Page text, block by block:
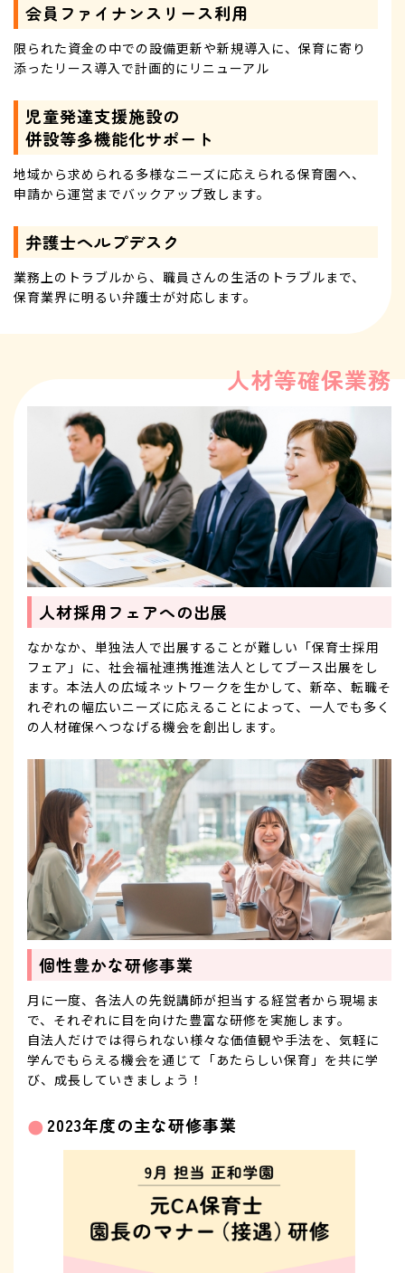
会員ファイナンスリース利用
限られた資金の中での設備更新や新規導入に、保育に寄り
添ったリース導入で計画的にリニューアル
児童発達支援施設の
併設等多機能化サポート
地域から求められる多様なニーズに応えられる保育園へ、
申請から運営までバックアップ致します。
弁護士ヘルプデスク
業務上のトラブルから、職員さんの生活のトラブルまで、
保育業界に明るい弁護士が対応します。
人材等確保業務
人材採用フェアへの出展
なかなか、単独法人で出展することが難しい「保育士採用
フェア」に、社会福祉連携推進法人としてブース出展をし
ます。本法人の広域ネットワークを生かして、新卒、転職そ
れぞれの幅広いニーズに応えることによって、一人でも多く
の人材確保へつなげる機会を創出します。
個性豊かな研修事業
月に一度、各法人の先鋭講師が担当する経営者から現場ま
で、それぞれに目を向けた豊富な研修を実施します。
自法人だけでは得られない様々な価値観や手法を、気軽に
学んでもらえる機会を通じて「あたらしい保育」を共に学
び、成長していきましょう！
2023年度の主な研修事業